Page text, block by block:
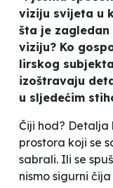
viziju svijeta u
šta je
viziju? Ko
lirskog
izoštravaju
u sljedećim
Čiji hod? Detalja
prostora koji se
sabrali. Ili se
nismo sigurni